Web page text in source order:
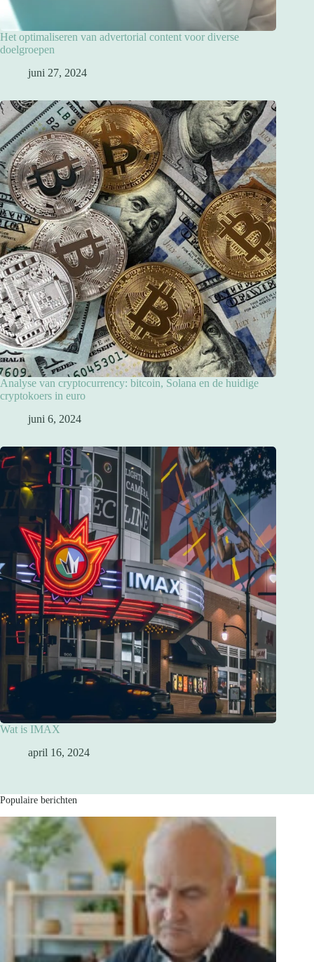
Het optimaliseren van advertorial content voor diverse
doelgroepen
juni 27, 2024
Analyse van cryptocurrency: bitcoin, Solana en de huidige
cryptokoers in euro
juni 6, 2024
Wat is IMAX
april 16, 2024
Populaire berichten